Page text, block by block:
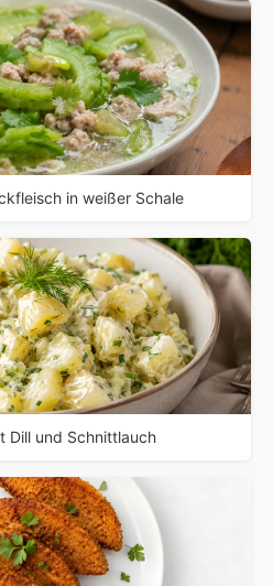
in weißer Schale
Dill und Schnittlauch